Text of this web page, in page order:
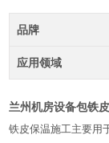
品牌
应用领域
兰州机房设备包铁
铁皮保温施工主要用